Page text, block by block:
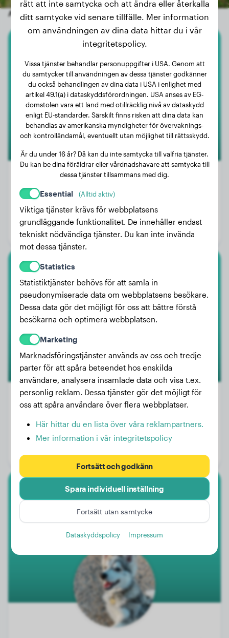
Andra slumpmässiga hundar
Volt
Vikt:
Ålder:
1 år, 5 månader
Kön:
Hanhund
Jasper
Vikt:
15 kg
Ålder:
3 år, 10 månader
Kön:
Hanhund
Beagle
Ravi
rätt att inte samtycka och att ändra eller återkalla
ditt samtycke vid senare tillfälle. Mer information
om användningen av dina data hittar du i vår
integritetspolicy.
Vissa tjänster behandlar personuppgifter i USA. Genom att
du samtycker till användningen av dessa tjänster godkänner
du också behandlingen av dina data i USA i enlighet med
artikel 49.1(a) i dataskyddsförordningen. USA anses av EG-
domstolen vara ett land med otillräcklig nivå av dataskydd
enligt EU-standarder. Särskilt finns risken att dina data kan
behandlas av amerikanska myndigheter för övervaknings-
och kontrolländamål, eventuellt utan möjlighet till rättsskydd.
Är du under 16 år? Då kan du inte samtycka till valfria tjänster.
Du kan be dina föräldrar eller vårdnadshavare att samtycka till
dessa tjänster tillsammans med dig.
Essential (Alltid aktiv)
Viktiga tjänster krävs för webbplatsens
grundläggande funktionalitet. De innehåller endast
tekniskt nödvändiga tjänster. Du kan inte invända
mot dessa tjänster.
Statistics
Statistiktjänster behövs för att samla in
pseudonymiserade data om webbplatsens besökare.
Dessa data gör det möjligt för oss att bättre förstå
besökarna och optimera webbplatsen.
Marketing
Marknadsföringstjänster används av oss och tredje
parter för att spåra beteendet hos enskilda
användare, analysera insamlade data och visa t.ex.
personlig reklam. Dessa tjänster gör det möjligt för
oss att spåra användare över flera webbplatser.
Här hittar du en lista över våra reklampartners.
Mer information i vår integritetspolicy
Fortsätt och godkänn
Spara individuell inställning
Fortsätt utan samtycke
Dataskyddspolicy Impressum